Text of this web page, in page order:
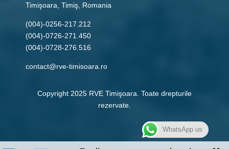
Timişoara, Timiş, Romania
(004)-0256-217.212
(004)-0726-271.450
(004)-0728-276.516
contact@rve-timisoara.ro
Copyright 2025 RVE Timişoara. Toate drepturile
rezervate.
WhatsApp us